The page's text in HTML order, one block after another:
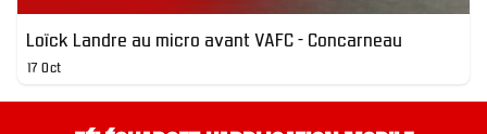
Loïck Landre au micro avant VAFC - Concarneau
17 Oct